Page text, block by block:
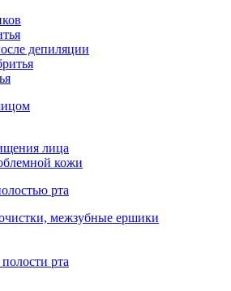
депиляции
лица
кожи
рта
межзубные ершики
рта